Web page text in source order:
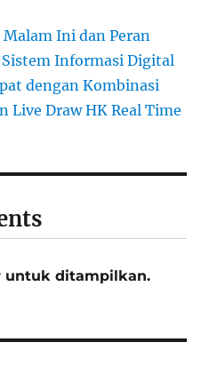
Ini dan Peran
Informasi Digital
dengan Kombinasi
Live Draw HK Real Time
untuk ditampilkan.